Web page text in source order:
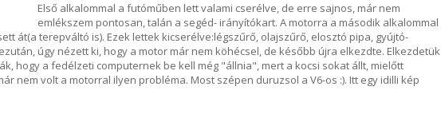
Első alkalommal a futóműben lett valami cserélve, de erre sajnos, már nem
emlékszem pontosan, talán a segéd- irányítókart. A motorra a második alkalommal
át(a terepváltó is). Ezek lettek kicserélve:légszűrő, olajszűrő, elosztó pipa, gyújtó-
úgy nézett ki, hogy a motor már nem köhécsel, de később újra elkezdte. Elkezdetük
hogy a fedélzeti computernek be kell még "állnia", mert a kocsi sokat állt, mielőtt
nem volt a motorral ilyen probléma. Most szépen duruzsol a V6-os :). Itt egy idilli kép